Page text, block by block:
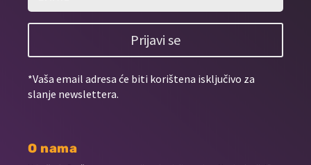
Prijavi se
*Vaša email adresa će biti korištena isključivo za
slanje newslettera.
O nama